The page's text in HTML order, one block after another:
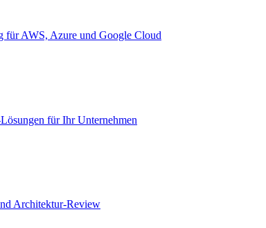
für AWS, Azure und Google Cloud
für Ihr Unternehmen
Architektur-Review